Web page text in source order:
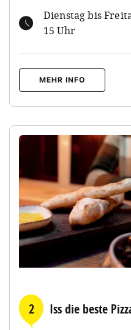
Dienstag bis
15 Uhr
MEHR INFO
2 Iss die beste